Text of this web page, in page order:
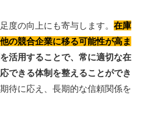
度の向上にも寄与します。 在庫
の競合企業に移る可能性が高ま
活用することで、常に適切な在
できる体制を整えることができ
待に応え、長期的な信頼関係を